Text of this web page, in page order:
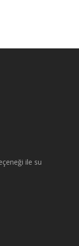
ile su